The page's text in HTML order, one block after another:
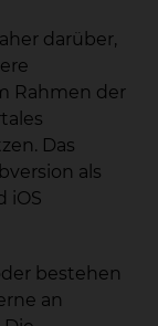
darüber,
Rahmen der
Das
als
iOS
bestehen
an